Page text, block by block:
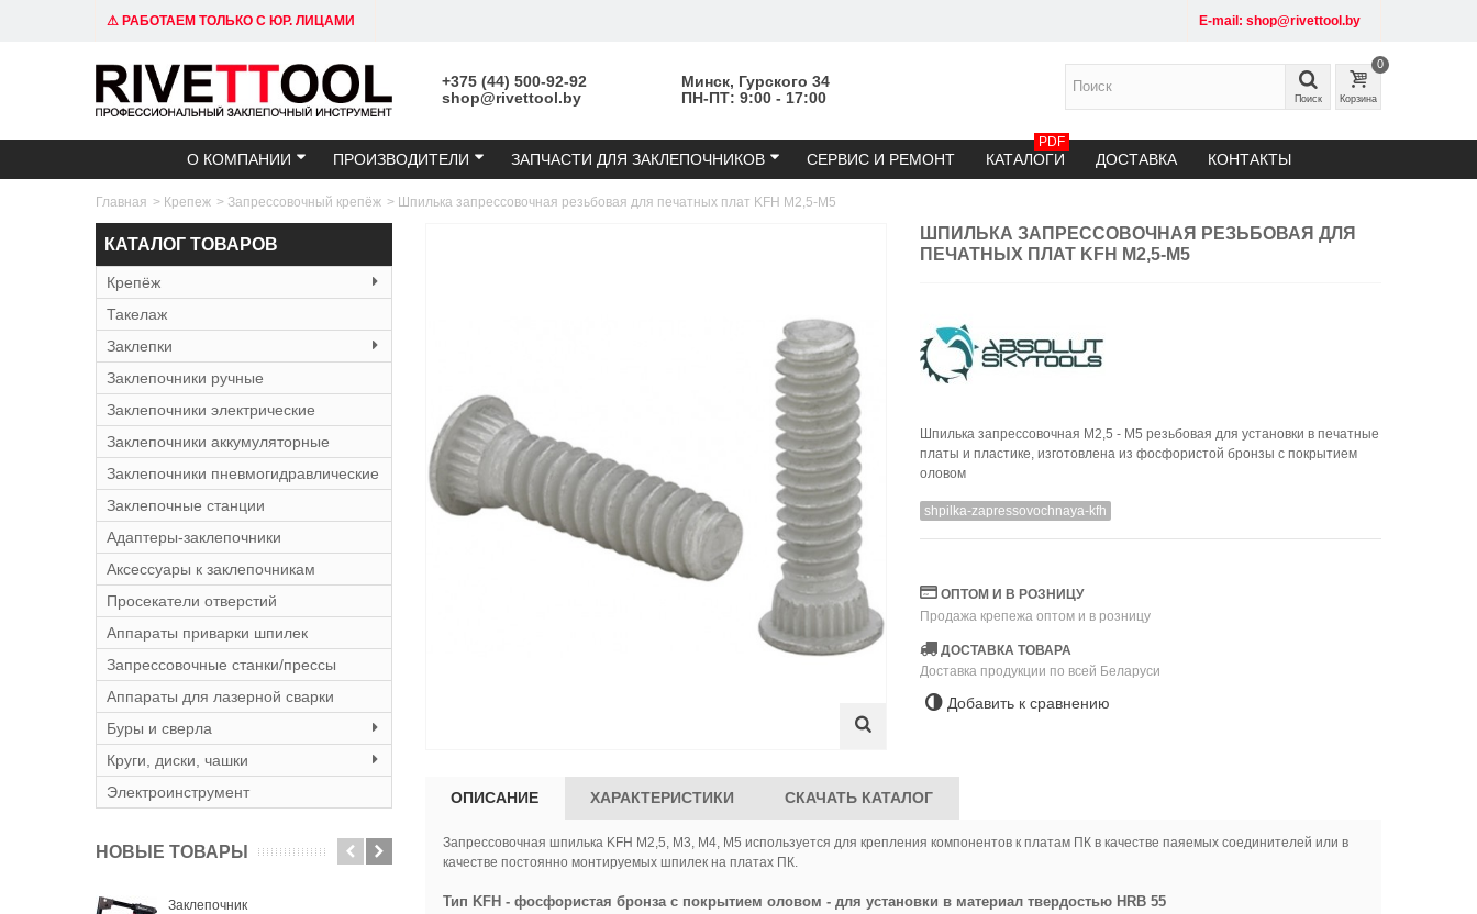
⚠ РАБОТАЕМ ТОЛЬКО С ЮР. ЛИЦАМИ E-mail: shop@rivettool.by
+375 (44) 500-92-92
shop@rivettool.by
Минск, Гурского 34
ПН-ПТ: 9:00 - 17:00
Поиск Корзина
0
О КОМПАНИИ ПРОИЗВОДИТЕЛИ ЗАПЧАСТИ ДЛЯ ЗАКЛЕПОЧНИКОВ СЕРВИС И РЕМОНТ КАТАЛОГИ
PDF
ДОСТАВКА КОНТАКТЫ
Главная > Крепеж > Запрессовочный крепёж > Шпилька запрессовочная резьбовая для печатных плат KFH М2,5-М5
КАТАЛОГ ТОВАРОВ
Крепёж
Такелаж
Заклепки
Заклепочники ручные
Заклепочники электрические
Заклепочники аккумуляторные
Заклепочники пневмогидравлические
Заклепочные станции
Адаптеры-заклепочники
Аксессуары к заклепочникам
Просекатели отверстий
Аппараты приварки шпилек
Запрессовочные станки/прессы
Аппараты для лазерной сварки
Буры и сверла
Круги, диски, чашки
Электроинструмент
НОВЫЕ ТОВАРЫ
Заклепочник
Винтоверт SKytools SK7007
Чашка алмазная шлифовальная
ШПИЛЬКА ЗАПРЕССОВОЧНАЯ РЕЗЬБОВАЯ ДЛЯ
ПЕЧАТНЫХ ПЛАТ KFH М2,5-М5
Шпилька запрессовочная М2,5 - М5 резьбовая для установки в печатные
платы и пластике, изготовлена из фосфористой бронзы с покрытием
оловом
shpilka-zapressovochnaya-kfh
ОПТОМ И В РОЗНИЦУ
Продажа крепежа оптом и в розницу
ДОСТАВКА ТОВАРА
Доставка продукции по всей Беларуси
Добавить к сравнению
ОПИСАНИЕ ХАРАКТЕРИСТИКИ СКАЧАТЬ КАТАЛОГ
Запрессовочная шпилька KFH М2,5, М3, М4, М5 используется для крепления компонентов к платам ПК в качестве паяемых соединителей или в
качестве постоянно монтируемых шпилек на платах ПК.
Тип KFH - фосфористая бронза с покрытием оловом - для установки в материал твердостью HRB 55